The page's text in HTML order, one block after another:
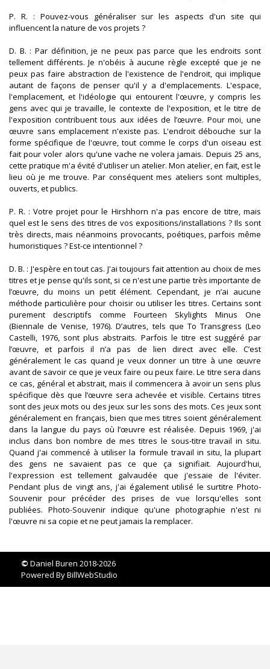
P. R. : Pouvez-vous généraliser sur les aspects d'un site qui
influencent la nature de vos projets ?
D. B. : Par définition, je ne peux pas parce que les endroits sont
tellement différents. Je n'obéis à aucune règle excepté que je ne
peux pas faire abstraction de l'existence de l'endroit, qui implique
autant de façons de penser qu'il y a d'emplacements. L'espace,
l'emplacement, et l'idéologie qui entourent l'œuvre, y compris les
gens avec qui je travaille, le contexte de l'exposition, et le titre de
l'exposition contribuent tous aux idées de l’œuvre. Pour moi, une
œuvre sans emplacement n'existe pas. L'endroit débouche sur la
forme spécifique de l'œuvre, tout comme le corps d'un oiseau est
fait pour voler alors qu'une vache ne volera jamais. Depuis 25 ans,
cette pratique m'a évité d'utiliser un atelier. Mon atelier, en fait, est le
lieu où je me trouve. Par conséquent mes ateliers sont multiples,
ouverts, et publics.
P. R. : Votre projet pour le Hirshhorn n'a pas encore de titre, mais
quel est le sens des titres de vos expositions/installations ? Ils sont
très directs, mais néanmoins provocants, poétiques, parfois même
humoristiques ? Est-ce intentionnel ?
D. B. : J'espère en tout cas. J'ai toujours fait attention au choix de mes
titres et je pense qu'ils sont, si ce n'est une partie très importante de
l’œuvre, du moins un petit élément. Cependant, je n’ai aucune
méthode particulière pour choisir ou utiliser les titres. Certains sont
purement descriptifs comme Fourteen Skylights Minus One
(Biennale de Venise, 1976). D’autres, tels que To Transgress (Leo
Castelli, 1976, sont plus abstraits. Parfois le titre est suggéré par
l’œuvre, et parfois il n’a pas de lien direct avec elle. C’est
généralement le cas quand je veux donner un titre à une œuvre
avant de savoir ce que je veux faire ou peux faire. Le titre sera dans
ce cas, général et abstrait, mais il commencera à avoir un sens plus
spécifique dès que l’œuvre sera achevée et visible. Certains titres
sont des jeux mots ou des jeux sur les sons des mots. Ces jeux sont
généralement en français, bien que mes titres soient généralement
dans la langue du pays où l’œuvre est réalisée. Depuis 1969, j'ai
inclus dans bon nombre de mes titres le sous-titre travail in situ.
Quand j'ai commencé à utiliser la formule travail in situ, la plupart
des gens ne savaient pas ce que ça signifiait. Aujourd'hui,
l'expression est tellement galvaudée que j'essaie de l'éviter.
Pendant plus de vingt ans, j'ai également utilisé le surtitre Photo-
Souvenir pour précéder des prises de vue lorsqu'elles sont
publiées. Photo-Souvenir indique qu'une photographie n'est ni
l'œuvre ni sa copie et ne peut jamais la remplacer.
© Daniel Buren 2018-2026
Powered ByBillWebStudio